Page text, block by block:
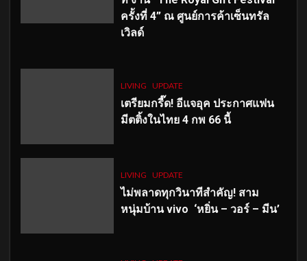
ครั้งที่ 4” ณ ศูนย์การค้าเซ็นทรัล
เวิลด์
LIVING UPDATE
เตรียมกรี๊ด! อีแจอุค ประกาศแฟน
มีตติ้งในไทย 4 กพ 66 นี้
LIVING UPDATE
ไม่พลาดทุกวินาทีสำคัญ! สาม
หนุ่มบ้าน vivo ‘หยิ่น – วอร์ – มีน’